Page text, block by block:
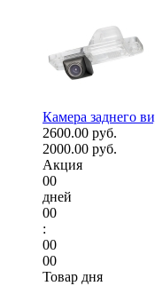
Камера заднего
2600.00 руб.
2000.00 руб.
Акция
00
дней
00
:
00
00
Товар дня